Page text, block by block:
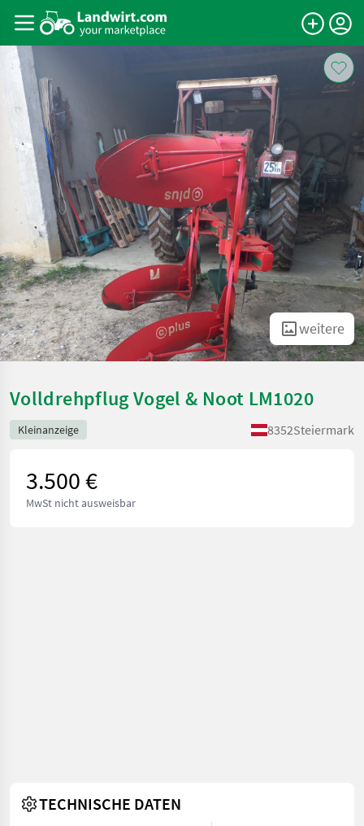
weitere
Volldrehpflug Vogel & Noot LM1020
Kleinanzeige 8352Steiermark
3.500 €
MwSt nicht ausweisbar
TECHNISCHE DATEN